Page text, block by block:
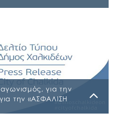
1 ΡΗΒΖΩΗΑ-
ΜΕΡΙΚΗΣ ΑΠΑΣΧΟΛΗΣΗΣ
ΠΙΝΑΚΑΣ ΠΛΗΡΟΥΣ
ΠΡΟΣΩΡΙΝΟΣ ΠΙΝΑΚΑΣ
ΠΩΗ
για την
την «ΑΣΦΑΛΙΣΗ